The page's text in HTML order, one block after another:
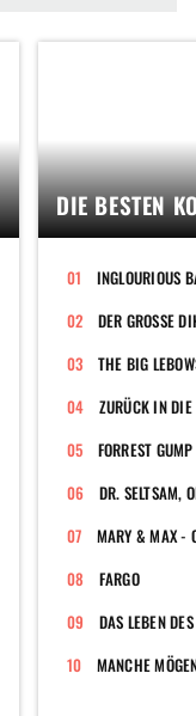
DIE BESTEN
INGLOURIOUS
DER GROSSE
THE BIG
ZURÜCK IN DIE
FORREST GUMP
FARGO
DAS LEBEN
MANCHE